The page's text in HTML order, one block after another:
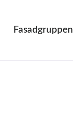
Fasadgruppen